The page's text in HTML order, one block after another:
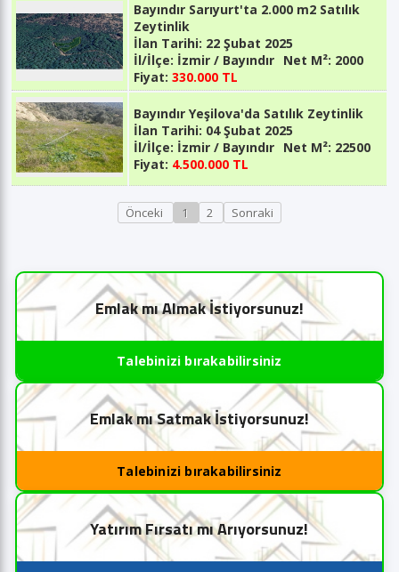
Bayındır Sarıyurt'ta 2.000 m2 Satılık
Zeytinlik
İlan Tarihi: 22 Şubat 2025
İl/İlçe: İzmir / Bayındır Net M²: 2000
Fiyat: 330.000 TL
Bayındır Yeşilova'da Satılık Zeytinlik
İlan Tarihi: 04 Şubat 2025
İl/İlçe: İzmir / Bayındır Net M²: 22500
Fiyat: 4.500.000 TL
Önceki 1 2 Sonraki
Emlak mı Almak İstiyorsunuz!
Talebinizi bırakabilirsiniz
Emlak mı Satmak İstiyorsunuz!
Talebinizi bırakabilirsiniz
Yatırım Fırsatı mı Arıyorsunuz!